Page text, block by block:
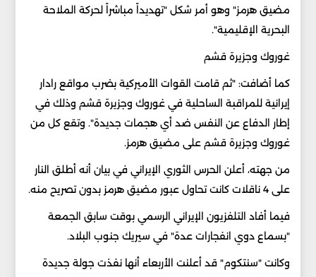
مضيق هرمز" وهو أمر شكل "تهديداً مباشراً لحركة الملاحة
البحرية الإقليمية".
غوروك وجزيرة قشم
كما أضافت: "ثم قامت القوات الأميركية بضرب مواقع رادار
إيرانية للمراقبة الساحلية في غوروك وجزيرة قشم وذلك في
إطار الدفاع عن النفس ضد أي هجمات جديدة". وتقع كل من
غوروك وجزيرة قشم على مضيق هرمز.
من جهته، أعلن الحرس الثوري الإيراني في بيان أنه أطلق النار
على 4 ناقلات كانت تحاول عبور مضيق هرمز بدون تصريح منه.
فيما أفاد التلفزيون الإيراني الرسمي بوقت سابق الجمعة
"بسماع دوي انفجارات عدة" في سيريك جنوب البلاد.
وكانت "سنتكوم" قد أعلنت الأربعاء أنها نفذت جولة جديدة